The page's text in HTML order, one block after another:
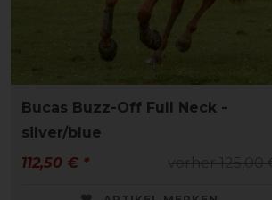
Bucas Buzz-Off Full Neck -
silver/blue
112,50 € *